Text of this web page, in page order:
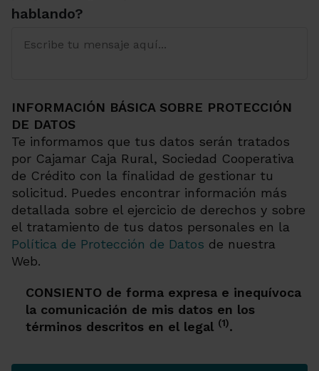
hablando?
INFORMACIÓN BÁSICA SOBRE PROTECCIÓN
DE DATOS
Te informamos que tus datos serán tratados
por Cajamar Caja Rural, Sociedad Cooperativa
de Crédito con la finalidad de gestionar tu
solicitud. Puedes encontrar información más
detallada sobre el ejercicio de derechos y sobre
el tratamiento de tus datos personales en la
Política de Protección de Datos de nuestra
Web.
CONSIENTO de forma expresa e inequívoca
la comunicación de mis datos en los
términos descritos en el legal (1).